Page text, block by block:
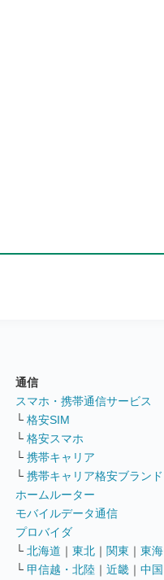
通信
スマホ・携帯通信サービス
└ 格安SIM
└ 格安スマホ
└ 携帯キャリア
└ 携帯キャリア格安ブランド
ホームルーター
モバイルデータ通信
プロバイダ
└ 北海道 ｜ 東北 ｜ 関東 ｜ 東海
└ 甲信越・北陸 ｜ 近畿 ｜ 中国